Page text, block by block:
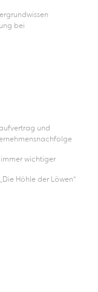
bei
und
wichtiger
Höhle der Löwen“